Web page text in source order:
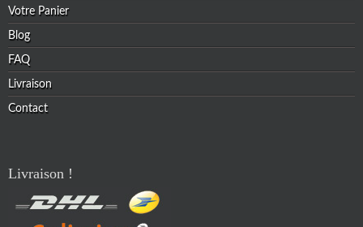
Votre Panier
Blog
FAQ
Livraison
Contact
Livraison !